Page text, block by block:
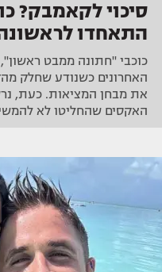
סיכוי לקאמבק?
התאחדו
כוכבי "חתונה ממבט
האחרונים כשנודע שחלק
את מבחן המציאות. כעת,
האקסים שהחליטו לא